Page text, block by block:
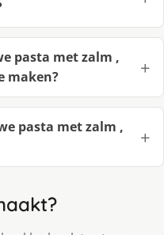
pasta met zalm ,
maken?
pasta met zalm ,